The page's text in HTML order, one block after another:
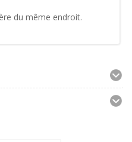
du même endroit.